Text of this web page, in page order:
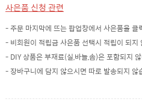
사은품 신청 관련
- 주문 마지막에 뜨는 팝업창에서 사은품을 클
- 비회원이 적립금 사은품 선택시 적립이 되지
- DIY 상품은 부재료(실,바늘,솜)은 포함되지 않
- 장바구니에 담지 않으시면 따로 발송되지 않